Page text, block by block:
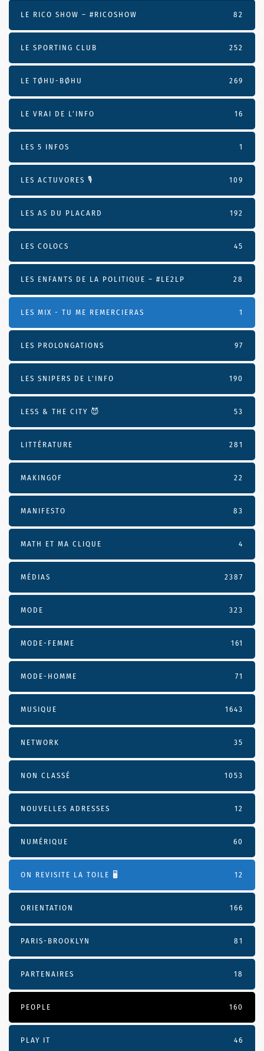
LE RICO SHOW – #RICOSHOW 82
LE SPORTING CLUB 252
LE TØHU-BØHU 269
LE VRAI DE L’INFO 16
LES 5 INFOS 1
LES ACTUVORES 🎙 109
LES AS DU PLACARD 192
LES COLOCS 45
LES ENFANTS DE LA POLITIQUE – #LE2LP 28
LES MIX - TU ME REMERCIERAS 1
LES PROLONGATIONS 97
LES SNIPERS DE L’INFO 190
LESS & THE CITY 😈 53
LITTÉRATURE 281
MAKINGOF 22
MANIFESTO 83
MATH ET MA CLIQUE 4
MÉDIAS 2387
MODE 323
MODE-FEMME 161
MODE-HOMME 71
MUSIQUE 1643
NETWORK 35
NON CLASSÉ 1053
NOUVELLES ADRESSES 12
NUMÉRIQUE 60
ON REVISITE LA TOILE 🖥️ 12
ORIENTATION 166
PARIS-BROOKLYN 81
PARTENAIRES 18
PEOPLE 160
PLAY IT 46